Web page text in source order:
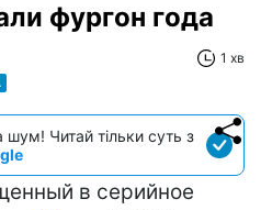
фургон года
1 хв
шум! Читай тільки суть з
в серийное